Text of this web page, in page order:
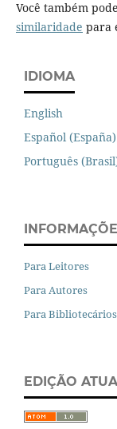
Você também pode
similaridade para
IDIOMA
English
Español (España)
Português
Para Leitores
Para Autores
Para Bibliotecários
EDIÇÃO